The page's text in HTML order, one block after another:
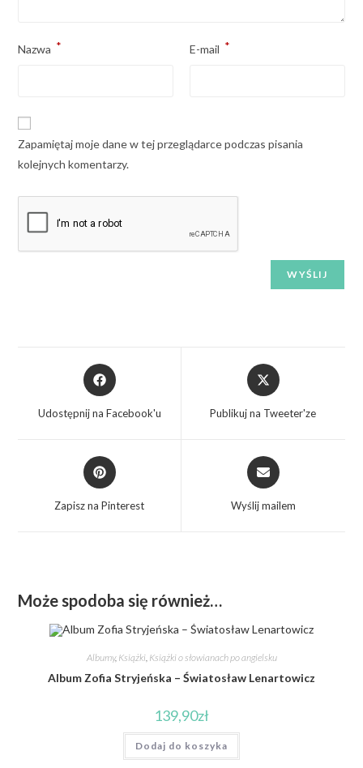
Nazwa * E-mail *
Zapamiętaj moje dane w tej przeglądarce podczas pisania
kolejnych komentarzy.
Udostępnij na Facebook'u Publikuj na Tweeter'ze
Zapisz na Pinterest Wyślij mailem
Może spodoba się również…
Albumy, Książki, Książki o słowianach po angielsku
Album Zofia Stryjeńska – Światosław Lenartowicz
139,90zł
Dodaj do koszyka